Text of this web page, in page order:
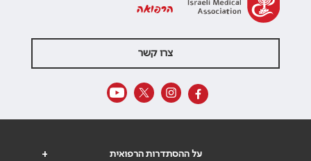
הרפואה
צרו קשר
+ על ההסתדרות הרפואית